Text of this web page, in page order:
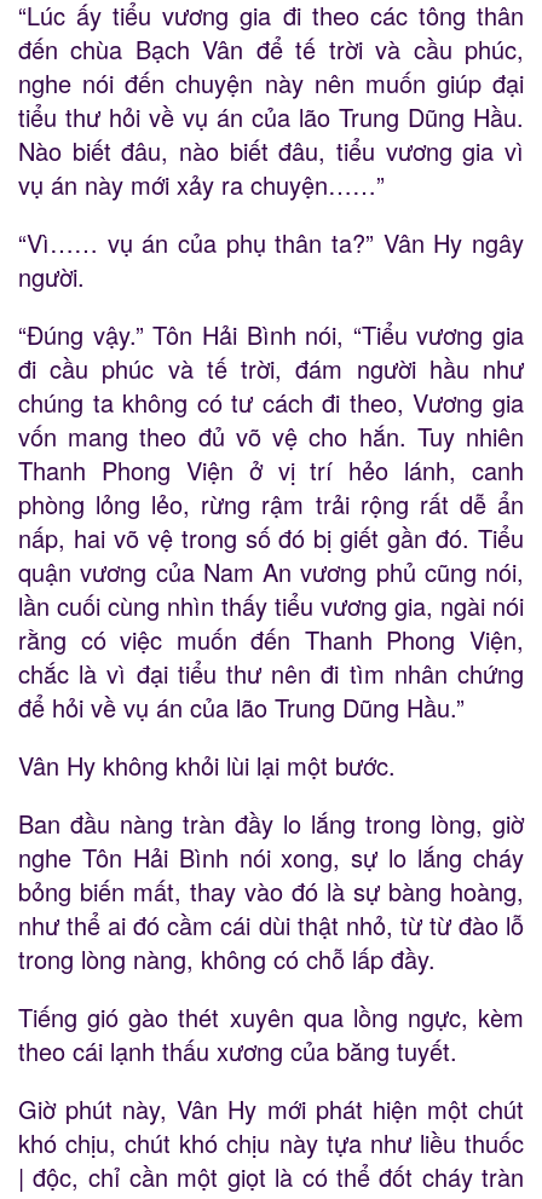
“Lúc ấy tiểu vương gia đi theo các tông thân
đến chùa Bạch Vân để tế trời và cầu phúc,
nghe nói đến chuyện này nên muốn giúp đại
tiểu thư hỏi về vụ án của lão Trung Dũng Hầu.
Nào biết đâu, nào biết đâu, tiểu vương gia vì
vụ án này mới xảy ra chuyện……”
“Vì…… vụ án của phụ thân ta?” Vân Hy ngây
người.
“Đúng vậy.” Tôn Hải Bình nói, “Tiểu vương gia
đi cầu phúc và tế trời, đám người hầu như
chúng ta không có tư cách đi theo, Vương gia
vốn mang theo đủ võ vệ cho hắn. Tuy nhiên
Thanh Phong Viện ở vị trí hẻo lánh, canh
phòng lỏng lẻo, rừng rậm trải rộng rất dễ ẩn
nấp, hai võ vệ trong số đó bị giết gần đó. Tiểu
quận vương của Nam An vương phủ cũng nói,
lần cuối cùng nhìn thấy tiểu vương gia, ngài nói
rằng có việc muốn đến Thanh Phong Viện,
chắc là vì đại tiểu thư nên đi tìm nhân chứng
để hỏi về vụ án của lão Trung Dũng Hầu.”
Vân Hy không khỏi lùi lại một bước.
Ban đầu nàng tràn đầy lo lắng trong lòng, giờ
nghe Tôn Hải Bình nói xong, sự lo lắng cháy
bỏng biến mất, thay vào đó là sự bàng hoàng,
như thể ai đó cầm cái dùi thật nhỏ, từ từ đào lỗ
trong lòng nàng, không có chỗ lấp đầy.
Tiếng gió gào thét xuyên qua lồng ngực, kèm
theo cái lạnh thấu xương của băng tuyết.
Giờ phút này, Vân Hy mới phát hiện một chút
khó chịu, chút khó chịu này tựa như liều thuốc
| độc, chỉ cần một giọt là có thể đốt cháy tràn